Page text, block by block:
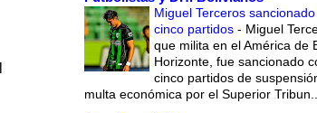
Miguel Terceros
cinco partidos - Miguel
que milita en el América de
Horizonte, fue sancionado
cinco partidos de
multa económica por el Superior